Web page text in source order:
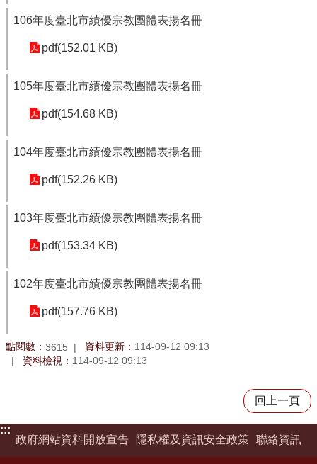
106年度臺北市績優宗教團體表揚名冊
pdf(152.01 KB)
105年度臺北市績優宗教團體表揚名冊
pdf(154.68 KB)
104年度臺北市績優宗教團體表揚名冊
pdf(152.26 KB)
103年度臺北市績優宗教團體表揚名冊
pdf(153.34 KB)
102年度臺北市績優宗教團體表揚名冊
pdf(157.76 KB)
點閱數： 3615 資料更新： 114-09-12 09:13
資料檢視： 114-09-12 09:13
回上一頁
:::
政府網站資料開放宣告
隱私權及資訊安全政策 聯絡資訊